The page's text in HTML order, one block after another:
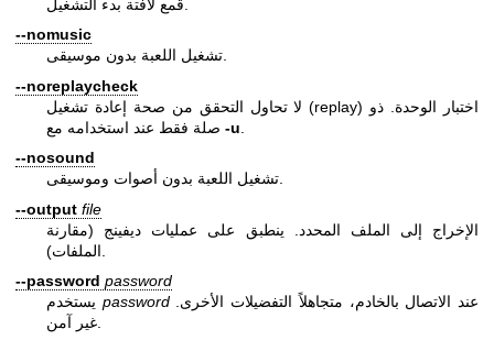
--nomusic
تشغيل اللعبة بدون موسيقى.
--noreplaycheck
لا تحاول التحقق من صحة إعادة تشغيل (replay) اختبار الوحدة. ذو
-u
--nosound
--output file
الإخراج إلى الملف المحدد. ينطبق على عمليات ديفينج (مقارنة
--password password
passwordعند الاتصال بالخادم، متجاهلاً التفضيلات الأخرى.